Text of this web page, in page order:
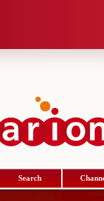
Search